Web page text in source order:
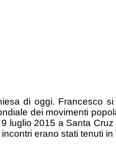
di oggi. Francesco
dei movimenti
luglio 2015 a Santa
incontri erano stati tenuti in